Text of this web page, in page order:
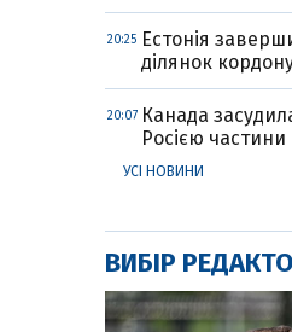
20:25
Естонія
ділянок
20:07 Канада
Росією частини
УСІ НОВИНИ
ВИБІР